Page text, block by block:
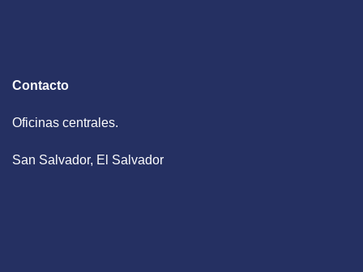
Contacto
Oficinas centrales.
San Salvador, El Salvador